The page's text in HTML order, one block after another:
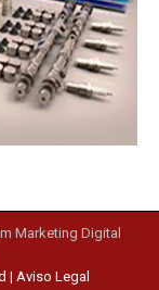
Marketing Digital
| Aviso Legal